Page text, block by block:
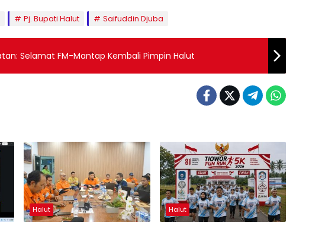
Pj. Bupati Halut Saifuddin Djuba
Kades Gorua Selatan: Selamat FM-Mantap Kembali Pimpin Halut
Halut Halut